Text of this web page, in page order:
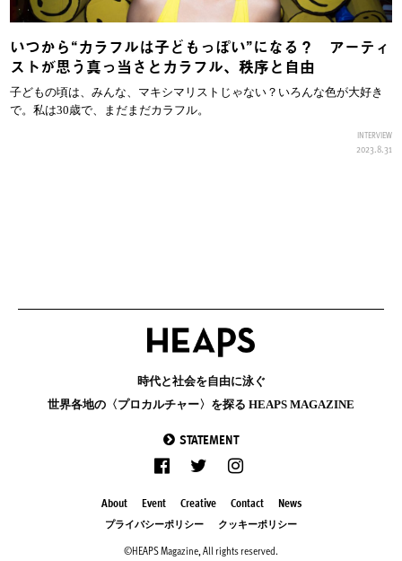
いつから“カラフルは子どもっぽい”になる？ アーティ
ストが思う真っ当さとカラフル、秩序と自由
子どもの頃は、みんな、マキシマリストじゃない？いろんな色が大好き
で。私は30歳で、まだまだカラフル。
INTERVIEW
2023.8.31
時代と社会を自由に泳ぐ
世界各地の〈プロカルチャー〉を探る HEAPS MAGAZINE
STATEMENT
About Event Creative Contact News
プライバシーポリシー クッキーポリシー
©HEAPS Magazine, All rights reserved.